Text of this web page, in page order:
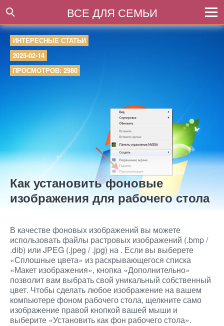
ВСЕ ДЛЯ СЕМЬИ
ИНТЕРЕСНЫЕ СТАТЬИ
2025-02-14
ПРОСМОТРОВ: 2980
Как установить фоновые
изображения для рабочего стола
В качестве фоновых изображений вы можете
использовать файлы растровых изображений (.bmp /
.dib) или JPEG (.jpeg / .jpg) на . Если вы выберете
«Сплошные цвета» из раскрывающегося списка
«Макет изображения», кнопка «Дополнительно»
позволит вам выбрать свой уникальный собственный
цвет. Чтобы сделать любое изображение на вашем
компьютере фоном рабочего стола, щелкните само
изображение правой кнопкой вашей мыши и
выберите «Установить как фон рабочего стола».